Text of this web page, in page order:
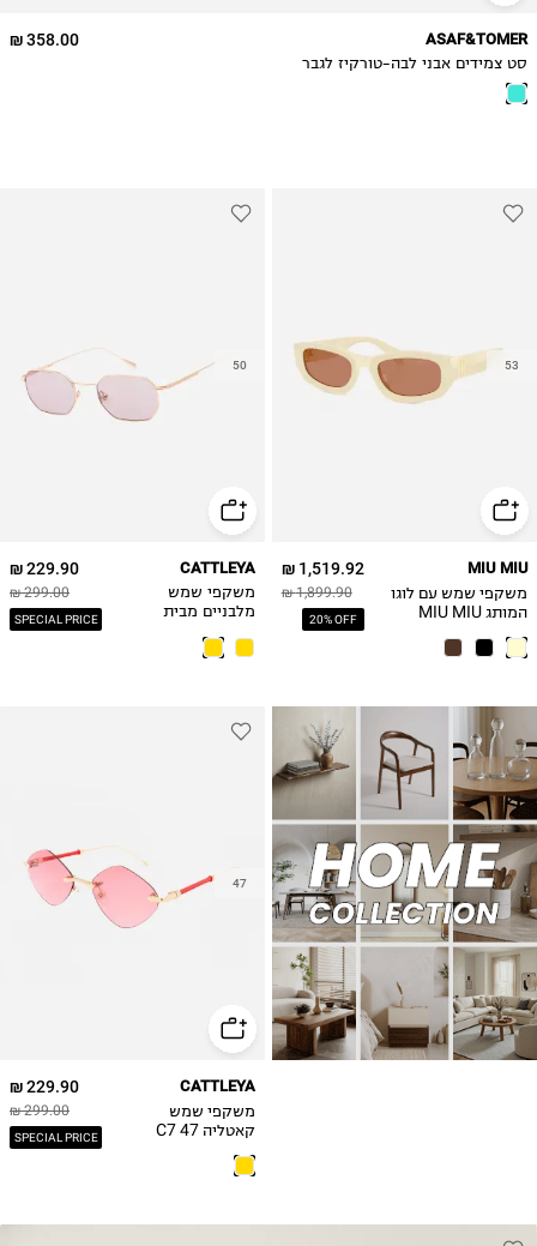
358.00 ₪ ASAF&TOMER
סט צמידים אבני לבה-טורקיז לגבר
53
1,519.92 ₪
1,899.90 ₪
20% OFF
MIU MIU
משקפי שמש עם לוגו
המותג MIU MIU
50
229.90 ₪
299.00 ₪
SPECIAL PRICE
CATTLEYA
משקפי שמש
מלבניים מבית
47
229.90 ₪
299.00 ₪
SPECIAL PRICE
CATTLEYA
משקפי שמש
קאטליה C7 47
יוניסקס